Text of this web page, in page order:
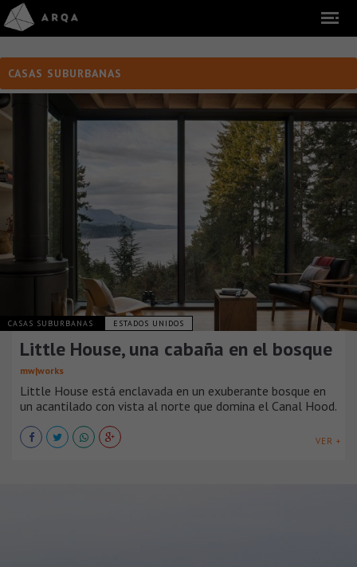
CASAS SUBURBANAS
CASAS SUBURBANAS ESTADOS UNIDOS
Little House, una cabaña en el bosque
mw|works
Little House está enclavada en un exuberante bosque en
un acantilado con vista al norte que domina el Canal Hood.
VER +